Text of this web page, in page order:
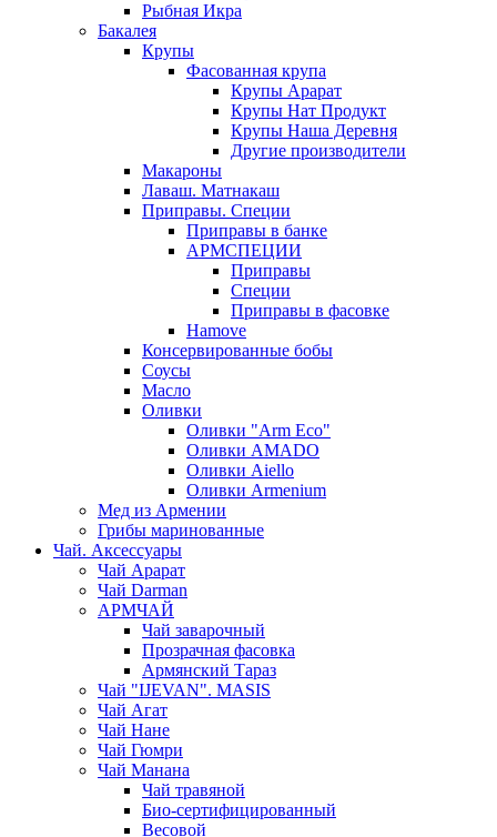
Рыбная Икра
Бакалея
Крупы
Фасованная крупа
Крупы Арарат
Крупы Нат Продукт
Крупы Наша Деревня
Другие производители
Макароны
Лаваш. Матнакаш
Приправы. Специи
Приправы в банке
АРМСПЕЦИИ
Приправы
Специи
Приправы в фасовке
Hamove
Консервированные бобы
Соусы
Масло
Оливки
Оливки "Arm Eco"
Оливки AMADO
Оливки Aiello
Оливки Armenium
Мед из Армении
Грибы маринованные
Чай. Аксессуары
Чай Арарат
Чай Darman
АРМЧАЙ
Чай заварочный
Прозрачная фасовка
Армянский Тараз
Чай "IJEVAN". MASIS
Чай Агат
Чай Нане
Чай Гюмри
Чай Манана
Чай травяной
Био-сертифицированный
Весовой